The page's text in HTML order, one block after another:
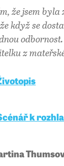
že jsem
když se
z
k